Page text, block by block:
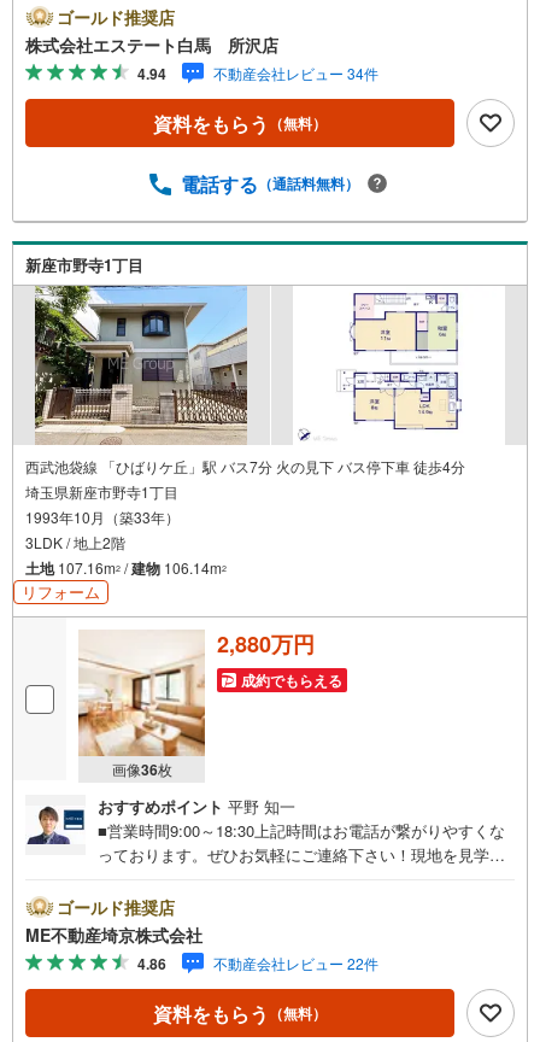
や学費等も含めてシミュレーションをご提案できます2.物
件情報が豊富所沢市を中心にたくさんの情報をご用意して
おります。インターネット広告前の物件も多数取り揃えて
おります。お客様のご希望エリアをお申し付けください。
3.自社グループでリフォーム、新築請負所沢店の3階はリフ
ォーム、注文建築部門の相談スペースです。一級建築士を
て、リフォームや注文建築についてご相談頂けます4.年中
～19:00 この時間はお電話でのお問合わせがスムーズです
5.お子様連れでおこしくださいキッズスペース、授乳室、
オムツ替えベッド、アンパンマンジュースをご用意してお
ります。ご見学ご希望の方は、右上の“室内・現地を見学す
る（無料）をボタンからご予約ください。
ゴールド推奨店
株式会社エステート白馬 所沢店
4.94 不動産会社レビュー 34件
資料をもらう （無料）
電話する （通話料無料）
新座市野寺1丁目
西武池袋線 「ひばりケ丘」駅 バス7分 火の見下 バス停下車 徒歩4分
埼玉県新座市野寺1丁目
1993年10月（築33年）
3LDK / 地上2階
土地107.16m2 /建物 106.14m2
リフォーム
画像36枚
2,880万円
成約でもらえる
おすすめポイント 平野 知一
■営業時間9:00～18:30上記時間はお電話が繋がりやすくな
っております。ぜひお気軽にご連絡下さい！現地を見学さ
ご希望の日時をご記入いただけますとスムーズにご案内が
可能です。■ご来店特典1.ご見学、ご来店後にアンケート記
入でもれなく3、000円のQUOカードプレゼント（1組様1回
限り後日郵送）2.未公開の物件情報をご紹介3.不動産ご購
入、ご売却、太陽光発電システムご検討中のお客様、ご紹
介でもれなくQUOカード3、000円分プレゼント更にご紹介
ゴールド推奨店
ME不動産埼京株式会社
4.86 不動産会社レビュー 22件
資料をもらう （無料）